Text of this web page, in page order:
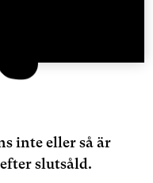
inte eller så är
slutsåld.